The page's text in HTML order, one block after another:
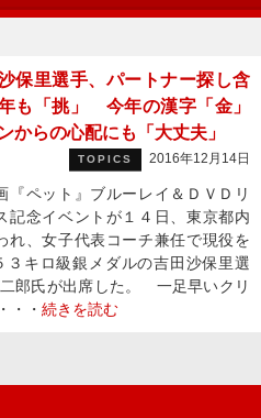
保里選手、パートナー探し含
も「挑」 今年の漢字「金」
からの心配にも「大丈夫」
TOPICS 2016年12月14日
ペット』ブルーレイ＆ＤＶＤリ
記念イベントが１４日、東京都内
れ、女子代表コーチ兼任で現役を
キロ級銀メダルの吉田沙保里選
郎氏が出席した。 一足早いクリ
・・ 続きを読む